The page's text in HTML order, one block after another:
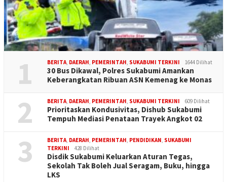
1 BERITA, DAERAH, PEMERINTAH, SUKABUMI TERKINI 1644 Dilihat
30 Bus Dikawal, Polres Sukabumi Amankan
Keberangkatan Ribuan ASN Kemenag ke Monas
2 BERITA, DAERAH, PEMERINTAH, SUKABUMI TERKINI 609 Dilihat
Prioritaskan Kondusivitas, Dishub Sukabumi
Tempuh Mediasi Penataan Trayek Angkot 02
3 BERITA, DAERAH, PEMERINTAH, PENDIDIKAN, SUKABUMI
TERKINI
428 Dilihat
Disdik Sukabumi Keluarkan Aturan Tegas,
Sekolah Tak Boleh Jual Seragam, Buku, hingga
LKS